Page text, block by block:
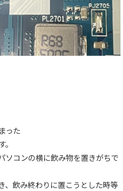
った
ソコンの横に飲み物を置きがちで
、飲み終わりに置こうとした時等